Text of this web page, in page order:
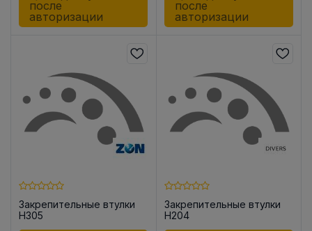
после
авторизации
после
авторизации
Закрепительные втулки
H305
Закрепительные втулки
H204